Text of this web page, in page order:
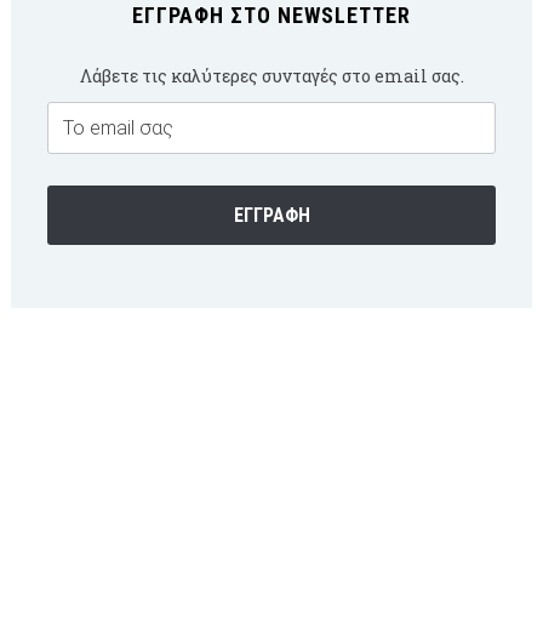
ΕΓΓΡΑΦΉ ΣΤΟ NEWSLETTER
Λάβετε τις καλύτερες συνταγές στο email σας.
Email
Subscription
ΕΓΓΡΑΦΉ